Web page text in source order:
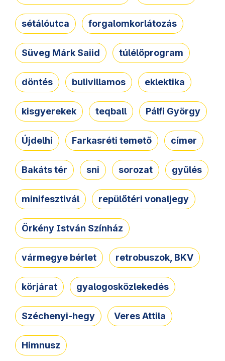
sétálóutca forgalomkorlátozás
Süveg Márk Saiid túlélőprogram
döntés bulivillamos eklektika
kisgyerekek teqball Pálfi György
Újdelhi Farkasréti temető címer
Bakáts tér sni sorozat gyűlés
minifesztivál repülőtéri vonaljegy
Örkény István Színház
vármegye bérlet retrobuszok, BKV
körjárat gyalogosközlekedés
Széchenyi-hegy Veres Attila
Himnusz